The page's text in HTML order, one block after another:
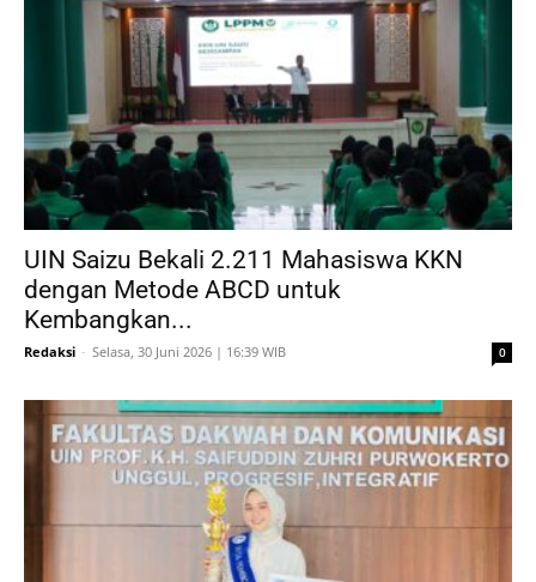
UIN Saizu Bekali 2.211 Mahasiswa KKN
dengan Metode ABCD untuk
Kembangkan...
Redaksi - Selasa, 30 Juni 2026 | 16:39 WIB 0